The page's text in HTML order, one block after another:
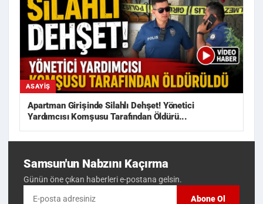
ASAYIŞ
Apartman Girişinde Silahlı Dehşet! Yönetici
Yardımcısı Komşusu Tarafından Öldürü...
Samsun'un Nabzını Kaçırma
Günün öne çıkan haberleri e-postana gelsin.
Abone Ol